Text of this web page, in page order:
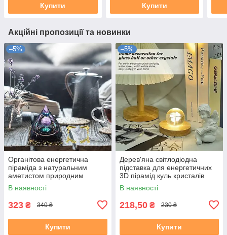
Купити Купити
Акційні пропозиції та новинки
–5%
Органітова енергетична
піраміда з натуральним
аметистом природним
кристалами Рейкі Чакра
Медитація
В наявності
323 ₴ 340 ₴
Купити
–5%
Дерев'яна світлодіодна
підставка для енергетичних
3D пірамід куль кристалів
Рейкі Чакра Медитація
В наявності
218,50 ₴ 230 ₴
Купити